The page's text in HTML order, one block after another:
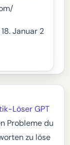
Januar 2
Löser GPT
Probleme du
zu löse